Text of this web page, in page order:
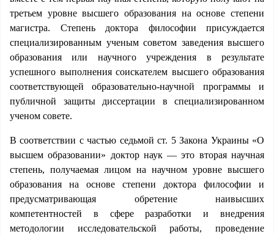
третьем уровне высшего образования на основе степени
магистра. Степень доктора философии присуждается
специализированным ученым советом заведения высшего
образования или научного учреждения в результате
успешного выполнения соискателем высшего образования
соответствующей образовательно-научной программы и
публичной защиты диссертации в специализированном
ученом совете.
В соответствии с частью седьмой ст. 5 Закона Украины «О
высшем образовании» доктор наук — это вторая научная
степень, получаемая лицом на научном уровне высшего
образования на основе степени доктора философии и
предусматривающая обретение наивысших
компетентностей в сфере разработки и внедрения
методологии исследовательской работы, проведение